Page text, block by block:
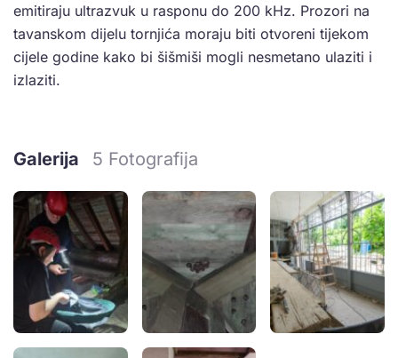
emitiraju ultrazvuk u rasponu do 200 kHz. Prozori na
tavanskom dijelu tornjića moraju biti otvoreni tijekom
cijele godine kako bi šišmiši mogli nesmetano ulaziti i
izlaziti.
Galerija 5 Fotografija